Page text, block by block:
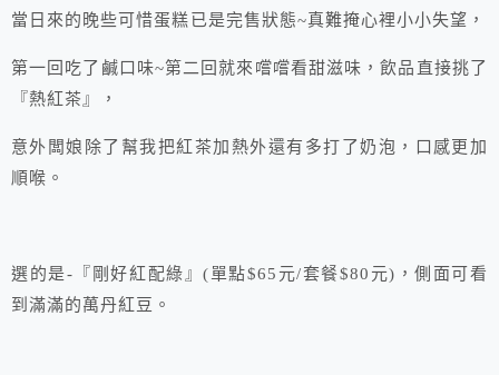
當日來的晚些可惜蛋糕已是完售狀態~真難掩心裡小小失望，
第一回吃了鹹口味~第二回就來嚐嚐看甜滋味，飲品直接挑了
『熱紅茶』，
意外闆娘除了幫我把紅茶加熱外還有多打了奶泡，口感更加
順喉。
選的是-『剛好紅配綠』(單點$65元/套餐$80元)，側面可看
到滿滿的萬丹紅豆。